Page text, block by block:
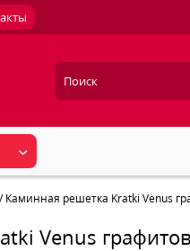
Каминная решетка Kratki Venus
Venus